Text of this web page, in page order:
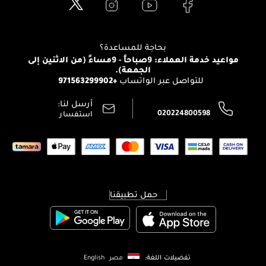
الإرجاع
الوظائف
الشروط و الأحكام
بحاجة للمساعدة؟
مواعيد خدمة العملاء: 9صباحاً - 9مساءً (من الاثنين إلى
الجمعة).
للتواصل عبر الواتساب+971563299902
020224800598
أرسل لنا:
استفسار
حمل تطبيقنا
تفضيلات اللغة: مصر English